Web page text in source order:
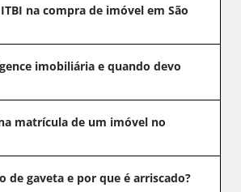
na compra de imóvel em São
imobiliária e quando devo
matrícula de um imóvel no
de gaveta e por que é arriscado?